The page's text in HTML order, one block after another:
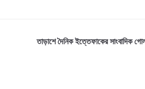
তাড়াশে দৈনিক ইত্তেফাকের সাংবাদিক